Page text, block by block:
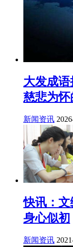
大发成
慈悲为
新闻资讯
快讯：
身心似初
新闻资讯